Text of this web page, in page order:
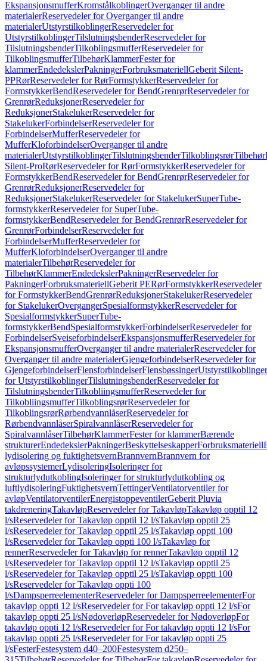
EkspansjonsmufferKromstålkoblingerOverganger til andre
materialerReservedeler for Overganger til andre
materialerUtstyrstilkoblingerReservedeler for
UtstyrstilkoblingerTilslutningsbenderReservedeler for
TilslutningsbenderTilkoblingsmufferReservedeler for
TilkoblingsmufferTilbehørKlammerFester for
klammerEndedekslerPakningerForbruksmateriellGeberit Silent-
PPRørReservedeler for RørFormstykkerReservedeler for
FormstykkerBendReservedeler for BendGrenrørReservedeler for
GrenrørReduksjonerReservedeler for
ReduksjonerStakelukerReservedeler for
StakelukerForbindelserReservedeler for
ForbindelserMufferReservedeler for
MufferKloforbindelserOverganger til andre
materialerUtstyrstilkoblingerTilslutningsbenderTilkoblingsrørTilbehør
Silent-ProRørReservedeler for RørFormstykkerReservedeler for
FormstykkerBendReservedeler for BendGrenrørReservedeler for
GrenrørReduksjonerReservedeler for
ReduksjonerStakelukerReservedeler for StakelukerSuperTube-
formstykkerReservedeler for SuperTube-
formstykkerBendReservedeler for BendGrenrørReservedeler for
GrenrørForbindelserReservedeler for
ForbindelserMufferReservedeler for
MufferKloforbindelserOverganger til andre
materialerTilbehørReservedeler for
TilbehørKlammerEndedekslerPakningerReservedeler for
PakningerForbruksmateriellGeberit PERørFormstykkerReservedeler
for FormstykkerBendGrenrørReduksjonerStakelukerReservedeler
for StakelukerOvergangerSpesialformstykkerReservedeler for
SpesialformstykkerSuperTube-
formstykkerBendSpesialformstykkerForbindelserReservedeler for
ForbindelserSveiseforbindelserEkspansjonsmufferReservedeler for
EkspansjonsmufferOverganger til andre materialerReservedeler for
Overganger til andre materialerGjengeforbindelserReservedeler for
GjengeforbindelserFlensforbindelserFlensbøssingerUtstyrstilkoblinger
for UtstyrstilkoblingerTilslutningsbenderReservedeler for
TilslutningsbenderTilkobliingsmufferReservedeler for
TilkobliingsmufferTilkoblingsrørReservedeler for
TilkoblingsrørRørbendvannlåserReservedeler for
RørbendvannlåserSpiralvannlåserReservedeler for
SpiralvannlåserTilbehørKlammerFester for klammerBærende
strukturerEndedekslerPakningerBeskyttelseskapperForbruksmateriell
lydisolering og fuktighetsvernBrannvernBrannvern for
avløpssystemerLydisoleringIsoleringer for
strukturlydutkoblingIsoleringer for strukturlydutkobling og
luftlydisoleringFuktighetsvernTettingerVentilatorventiler for
avløpVentilatorventilerEnergistoppeventilerGeberit Pluvia
takdreneringTakavløpReservedeler for TakavløpTakavløp opptil 12
l/sReservedeler for Takavløp opptil 12 l/sTakavløp opptil 25
l/sReservedeler for Takavløp opptil 25 l/sTakavløp oppti 100
l/sReservedeler for Takavløp oppti 100 l/sTakavløp for
rennerReservedeler for Takavløp for rennerTakavløp opptil 12
l/sReservedeler for Takavløp opptil 12 l/sTakavløp opptil 25
l/sReservedeler for Takavløp opptil 25 l/sTakavløp oppti 100
l/sReservedeler for Takavløp oppti 100
l/sDampsperreelementerReservedeler for DampsperreelementerFor
takavløp oppti 12 l/sReservedeler for For takavløp oppti 12 l/sFor
takavløp oppti 25 l/sNødoverløpReservedeler for NødoverløpFor
takavløp oppti 12 l/sReservedeler for For takavløp oppti 12 l/sFor
takavløp oppti 25 l/sReservedeler for For takavløp oppti 25
l/sFesterFestesystem d40–200Festesystem d250–